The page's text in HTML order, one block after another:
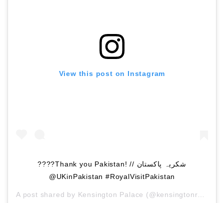
View this post on Instagram
????Thank you Pakistan! // شکریہ پاکستان
@UKinPakistan #RoyalVisitPakistan
A post shared by Kensington Palace (@kensingtonroyal) on